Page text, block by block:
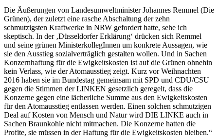
Die Äußerungen von Landesumweltminister Johannes Remmel (Die
Grünen), der zuletzt eine rasche Abschaltung der zehn
schmutzigsten Kraftwerke in NRW gefordert hatte, sehe ich
skeptisch. In der ‚Düsseldorfer Erklärung‘ drücken sich Remmel
und seine grünen MinisterkollegInnen um konkrete Aussagen, wie
sie den Ausstieg sozialverträglich gestalten wollen. Und in Sachen
Konzernhaftung für die Ewigkeitskosten ist auf die Grünen ohnehin
kein Verlass, wie der Atomausstieg zeigt. Kurz vor Weihnachten
2016 haben sie im Bundestag gemeinsam mit SPD und CDU/CSU
gegen die Stimmen der LINKEN gesetzlich geregelt, dass die
Konzerne gegen eine lächerliche Summe aus den Ewigkeitskosten
für den Atomausstieg entlassen werden. Einen solchen schmutzigen
Deal auf Kosten von Mensch und Natur wird DIE LINKE auch in
Sachen Braunkohle nicht mitmachen. Die Konzerne hatten die
Profite, sie müssen in der Haftung für die Ewigkeitskosten bleiben.“